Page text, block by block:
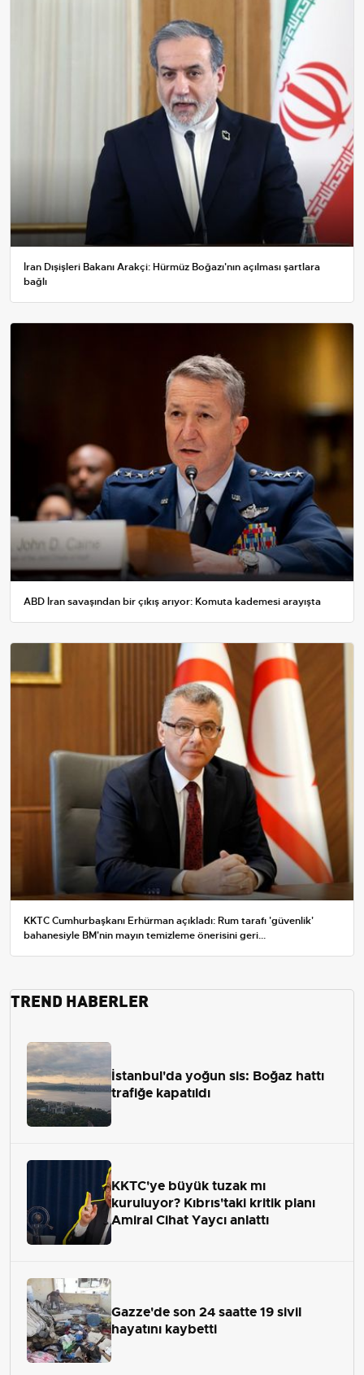
İran Dışişleri Bakanı Arakçi: Hürmüz Boğazı'nın açılması şartlara
bağlı
ABD İran savaşından bir çıkış arıyor: Komuta kademesi arayışta
KKTC Cumhurbaşkanı Erhürman açıkladı: Rum tarafı 'güvenlik'
bahanesiyle BM'nin mayın temizleme önerisini geri...
TREND HABERLER
İstanbul'da yoğun sis: Boğaz hattı
trafiğe kapatıldı
KKTC'ye büyük tuzak mı
kuruluyor? Kıbrıs'taki kritik planı
Amiral Cihat Yaycı anlattı
Gazze'de son 24 saatte 19 sivil
hayatını kaybetti